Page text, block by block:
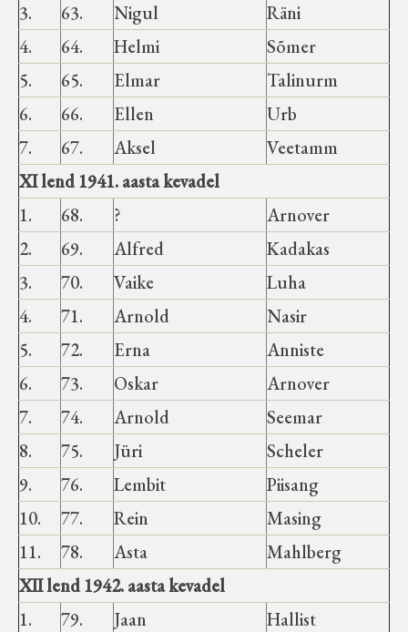
3.
63. Nigul
Räni
4.
64. Helmi
Sõmer
5.
65. Elmar
Talinurm
6.
66. Ellen
Urb
7.
67. Aksel
Veetamm
XI lend 1941. aasta kevadel
1.
68. ?
Arnover
2.
69. Alfred
Kadakas
3.
70. Vaike
Luha
4.
71. Arnold
Nasir
5.
72. Erna
Anniste
6.
73. Oskar
Arnover
7.
74. Arnold
Seemar
8.
75. Jüri
Scheler
9.
76. Lembit
Piisang
10.
77. Rein
Masing
11.
78. Asta
Mahlberg
XII lend 1942. aasta kevadel
1.
79. Jaan
Hallist